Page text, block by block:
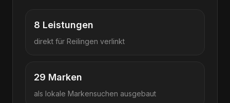
8 Leistungen
direkt für Reilingen verlinkt
29 Marken
als lokale Markensuchen ausgebaut